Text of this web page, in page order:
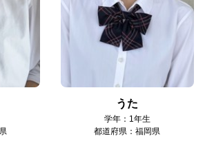
うた
学年：1年生
都道府県：福岡県